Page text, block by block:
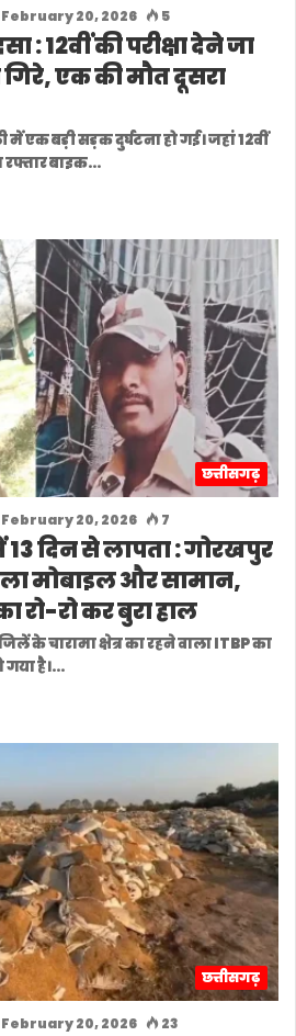
February 20, 2026 5
: 12वीं की परीक्षा देने जा
गिरे, एक की मौत दूसरा
एक बड़ी सड़क दुर्घटना हो गई। जहां 12वीं
रफ्तार बाइक…
छत्तीसगढ़
February 20, 2026 7
दिन से लापता : गोरखपुर
मोबाइल और सामान,
रो-रो कर बुरा हाल
के चारामा क्षेत्र का रहने वाला ITBP का
गया है।…
छत्तीसगढ़
February 20, 2026 23